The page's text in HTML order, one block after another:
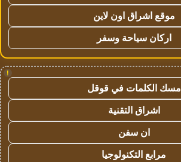
موقع اشراق اون لاين
اركان سياحة وسفر
!
مسك الكلمات في قوقل
اشراق التقنية
ان سفن
مرابع التكنولوجيا